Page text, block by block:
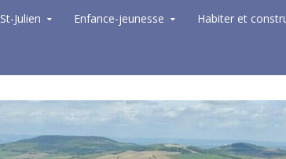
Julien Enfance-jeunesse Habiter et